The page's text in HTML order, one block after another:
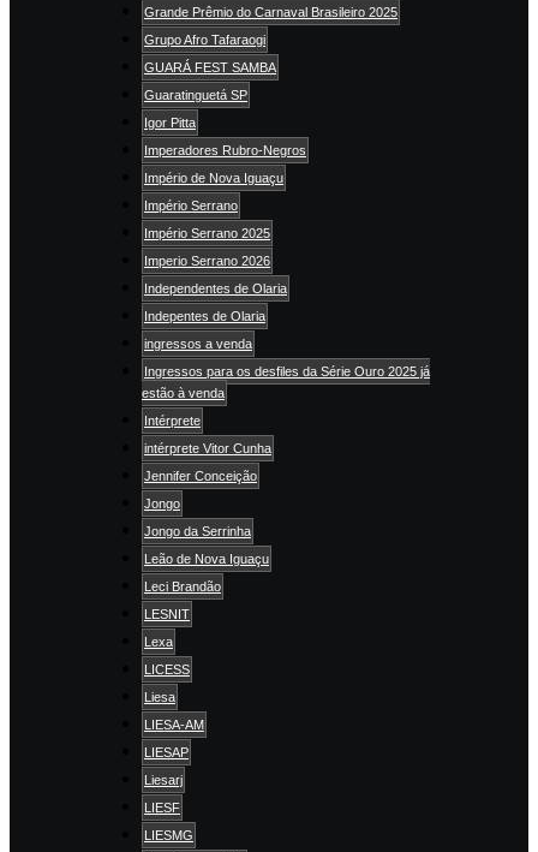
Grande Prêmio do Carnaval Brasileiro 2025
Grupo Afro Tafaraogi
GUARÁ FEST SAMBA
Guaratinguetá SP
Igor Pitta
Imperadores Rubro-Negros
Império de Nova Iguaçu
Império Serrano
Império Serrano 2025
Imperio Serrano 2026
Independentes de Olaria
Indepentes de Olaria
ingressos a venda
Ingressos para os desfiles da Série Ouro 2025 já
estão à venda
Intérprete
intérprete Vitor Cunha
Jennifer Conceição
Jongo
Jongo da Serrinha
Leão de Nova Iguaçu
Leci Brandão
LESNIT
Lexa
LICESS
Liesa
LIESA-AM
LIESAP
Liesarj
LIESF
LIESMG